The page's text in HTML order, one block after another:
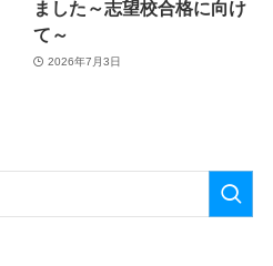
ました～志望校合格に向け
て～
2026年7月3日